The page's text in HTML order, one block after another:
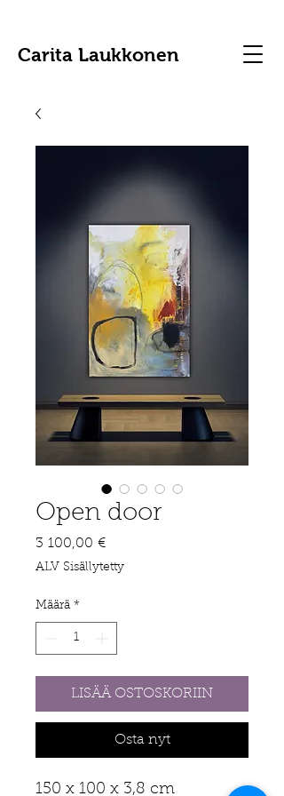
Carita Laukkonen
Open door
3 100,00 €Hinta
ALV Sisällytetty
Määrä *
LISÄÄ OSTOSKORIIN
Osta nyt
150 x 100 x 3,8 cm